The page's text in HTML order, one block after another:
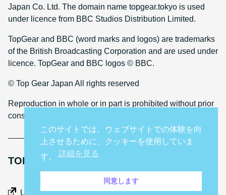
Japan Co. Ltd. The domain name topgear.tokyo is used
under licence from BBC Studios Distribution Limited.
TopGear and BBC (word marks and logos) are trademarks
of the British Broadcasting Corporation and are used under
licence. TopGear and BBC logos © BBC.
© Top Gear Japan All rights reserved
Reproduction in whole or in part is prohibited without prior
consent
TOP GEAR INTERNATIONAL SITES
UK
Middle East
このサイトでは、ウェブサイトでの体験を向
上させるために、クッキーを使用していま
す。 詳細を見る
同意します